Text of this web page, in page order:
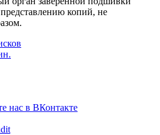
копий, не
нас в ВКонтакте